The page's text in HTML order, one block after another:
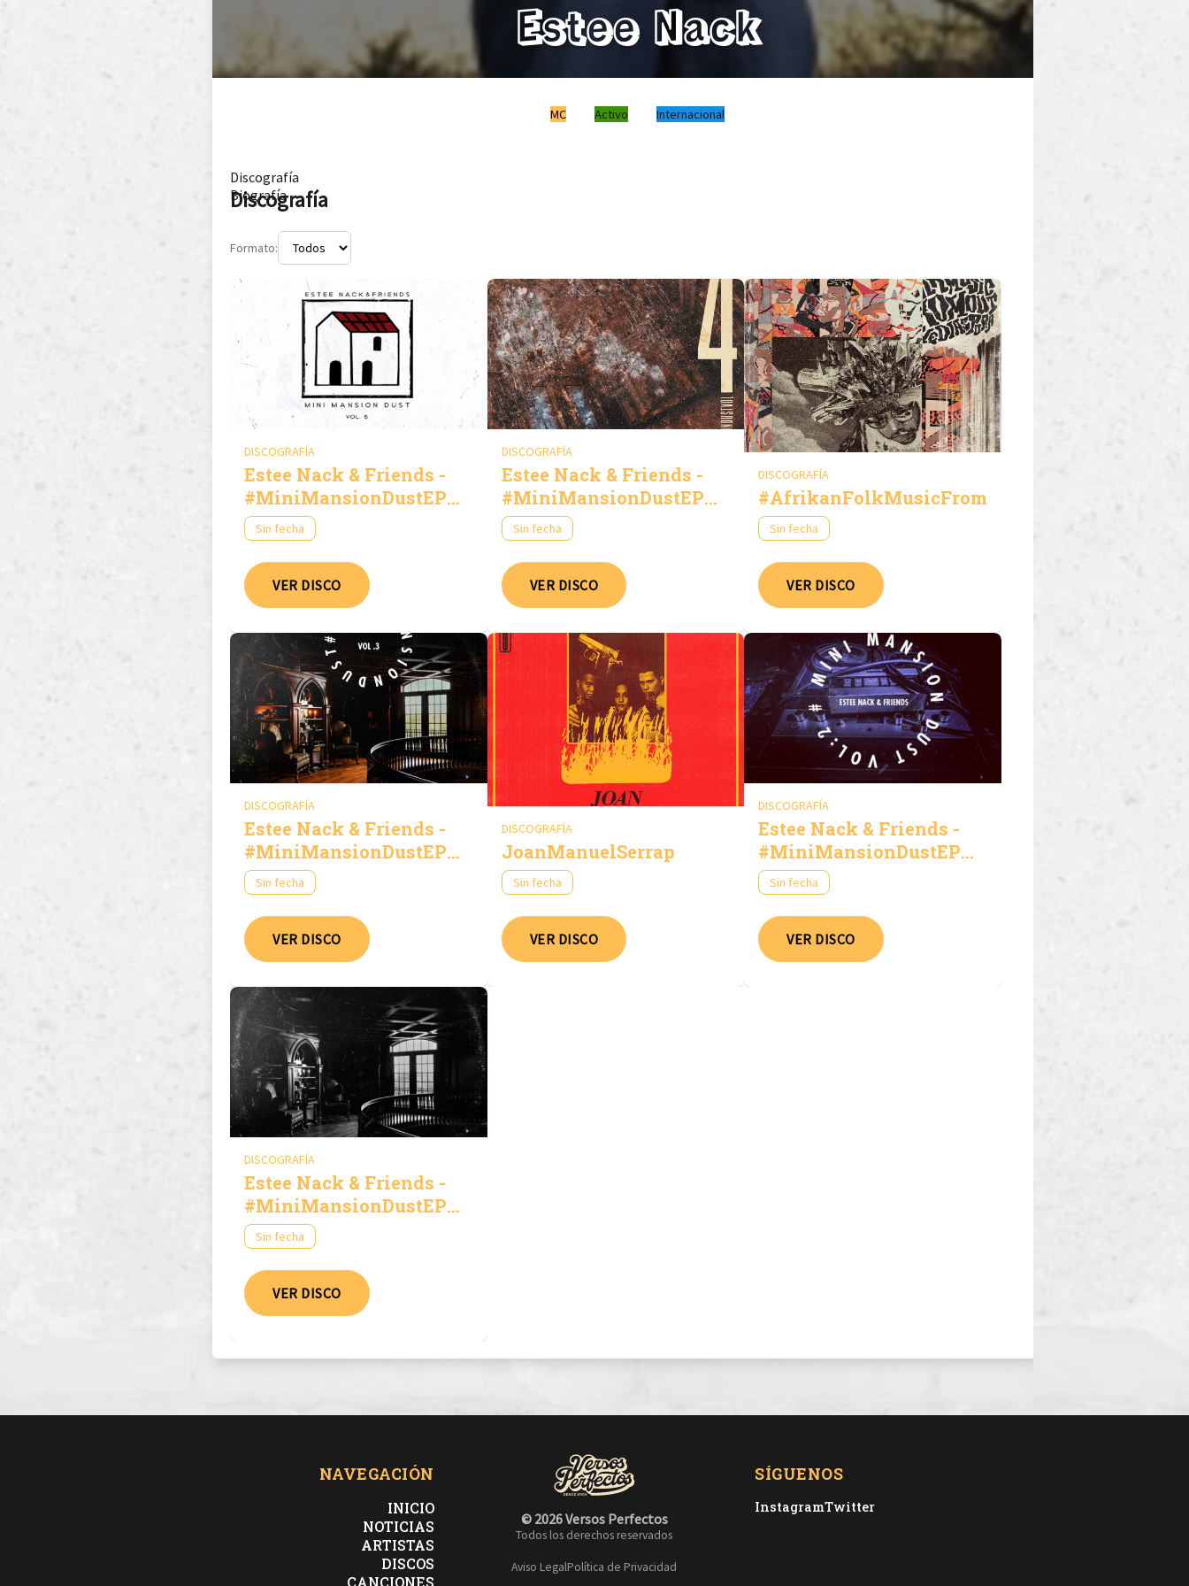
Estee Nack
MC Activo Internacional
Discografía
Biografía
Discografía
Formato:
DISCOGRAFÍA
Estee Nack & Friends -
#MiniMansionDustEP
Vol.6
Sin fecha
VER DISCO
DISCOGRAFÍA
Estee Nack & Friends -
#MiniMansionDustEP
Vol.4
Sin fecha
VER DISCO
DISCOGRAFÍA
#AfrikanFolkMusicFromOutTheDiaspora
Sin fecha
VER DISCO
DISCOGRAFÍA
Estee Nack & Friends -
#MiniMansionDustEP
Vol.3
Sin fecha
VER DISCO
DISCOGRAFÍA
JoanManuelSerrap
Sin fecha
VER DISCO
DISCOGRAFÍA
Estee Nack & Friends -
#MiniMansionDustEP
Vol.2
Sin fecha
VER DISCO
DISCOGRAFÍA
Estee Nack & Friends -
#MiniMansionDustEP
Vol. 1
Sin fecha
VER DISCO
NAVEGACIÓN
INICIO
NOTICIAS
ARTISTAS
DISCOS
CANCIONES
© 2026 Versos Perfectos
Todos los derechos reservados
Aviso LegalPolítica de Privacidad
SÍGUENOS
InstagramTwitter